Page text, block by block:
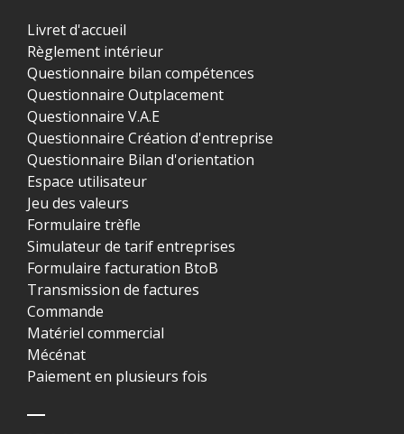
Livret d'accueil
Règlement intérieur
Questionnaire bilan compétences
Questionnaire Outplacement
Questionnaire V.A.E
Questionnaire Création d'entreprise
Questionnaire Bilan d'orientation
Espace utilisateur
Jeu des valeurs
Formulaire trèfle
Simulateur de tarif entreprises
Formulaire facturation BtoB
Transmission de factures
Commande
Matériel commercial
Mécénat
Paiement en plusieurs fois